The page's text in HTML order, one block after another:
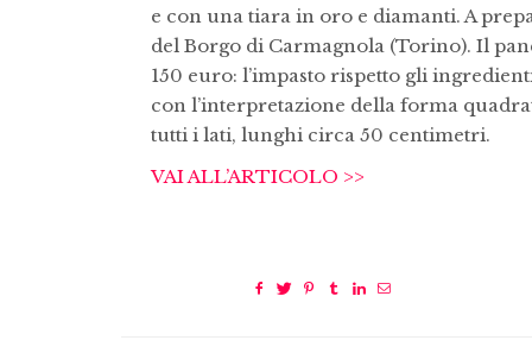
e con una tiara in oro e diamanti. A
del Borgo di Carmagnola (Torino). Il
150 euro: l’impasto rispetto gli
con l’interpretazione della forma
tutti i lati, lunghi circa 50 centimetri.
VAI ALL’ARTICOLO >>